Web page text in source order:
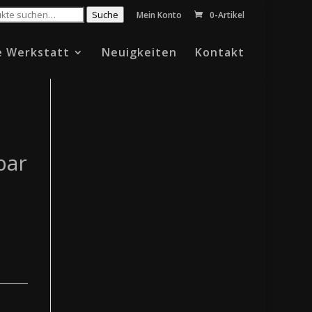
Suche Mein Konto 0-Artikel
Werkstatt Neuigkeiten Kontakt